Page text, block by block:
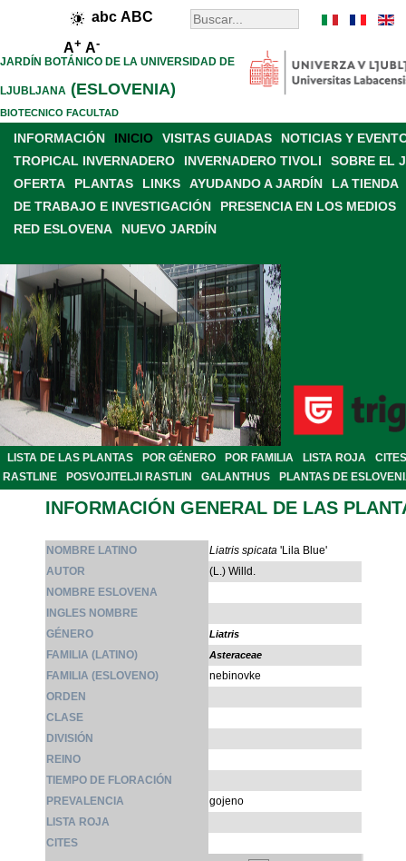
abc ABC
A+ A-
JARDÍN BOTÁNICO DE LA UNIVERSIDAD DE
LJUBLJANA (ESLOVENIA)
BIOTECNICO FACULTAD
INFORMACIÓN INICIO VISITAS GUIADAS
NOTICIAS Y
TROPICAL INVERNADERO
INVERNADERO TIVOLI
SOBRE EL
OFERTA
PLANTAS LINKS AYUDANDO A JARDÍN
LA TIENDA
DE TRABAJO E INVESTIGACIÓN
PRESENCIA EN LOS MEDIOS
RED ESLOVENA
NUEVO JARDÍN
LISTA DE LAS PLANTAS POR GÉNERO POR FAMILIA LISTA ROJA
CITES
RASTLINE
POSVOJITELJI RASTLIN GALANTHUS PLANTAS DE
INFORMACIÓN GENERAL DE LAS
NOMBRE LATINO Liatris spicata 'Lila Blue'
AUTOR
(L.) Willd.
NOMBRE ESLOVENA
INGLES NOMBRE
GÉNERO
Liatris
FAMILIA (LATINO) Asteraceae
FAMILIA (ESLOVENO)
nebinovke
ORDEN
CLASE
DIVISIÓN
REINO
TIEMPO DE FLORACIÓN
PREVALENCIA
gojeno
LISTA ROJA
CITES